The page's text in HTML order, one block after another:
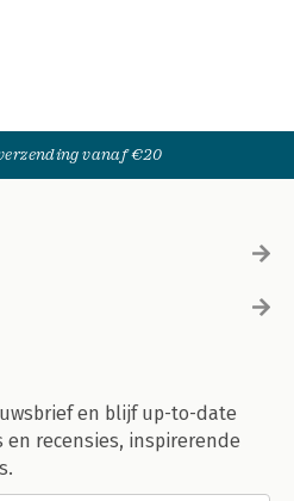
vanaf €20
en blijf up-to-date
recensies, inspirerende